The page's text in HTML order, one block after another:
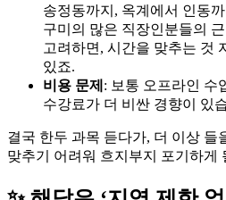
송정동까지, 옥계에서 인동
구미의 많은 직장인분들의
고려하면, 시간을 맞추는 것
있죠.
비용 문제 : 보통 오프라인 수
수강료가 더 비싼 경향이 있
결국 한두 과목 듣다가, 더 이상 들
맞추기 어려워 흐지부지 포기하게